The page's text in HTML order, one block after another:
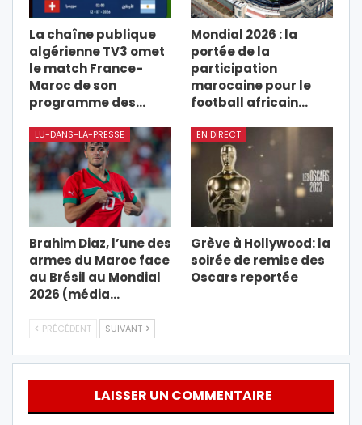
La chaîne publique
algérienne TV3 omet
le match France-
Maroc de son
programme des…
Mondial 2026 : la
portée de la
participation
marocaine pour le
football africain…
LU-DANS-LA-PRESSE
Brahim Diaz, l’une des
armes du Maroc face
au Brésil au Mondial
2026 (média…
EN DIRECT
Grève à Hollywood: la
soirée de remise des
Oscars reportée
PRÉCÉDENT SUIVANT
LAISSER UN COMMENTAIRE